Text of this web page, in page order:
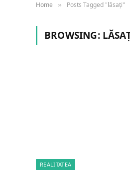
Home » Posts Tagged "lăsați"
BROWSING:
REALITATEA